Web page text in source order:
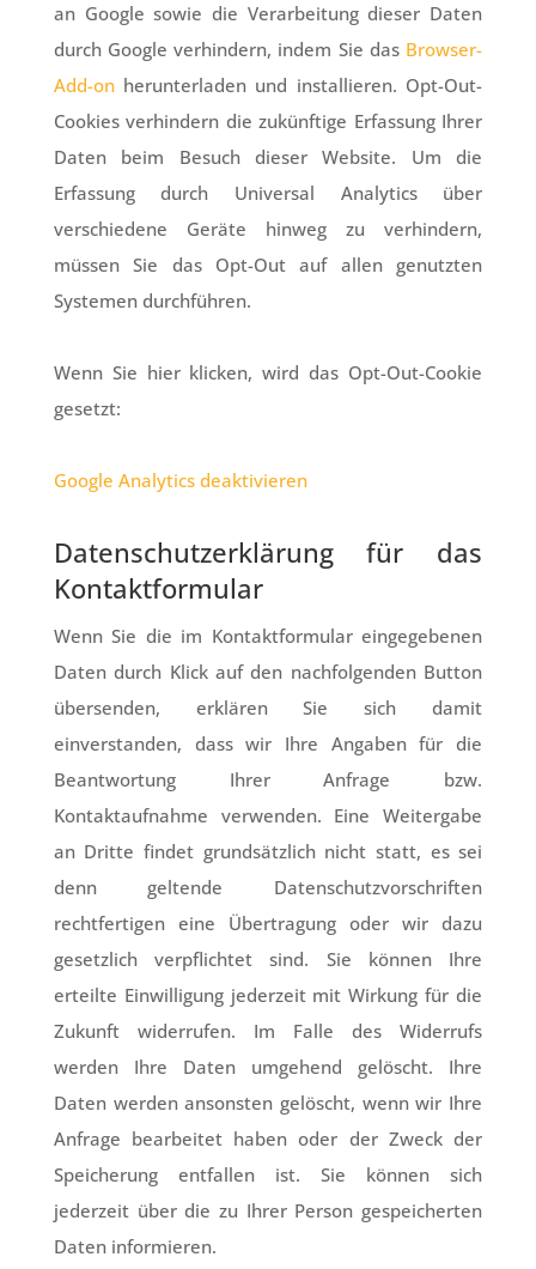
an Google sowie die Verarbeitung dieser Daten
durch Google verhindern, indem Sie das Browser-
Add-onherunterladen und installieren. Opt-Out-
Cookies verhindern die zukünftige Erfassung Ihrer
Daten beim Besuch dieser Website. Um die
Erfassung durch Universal Analytics über
verschiedene Geräte hinweg zu verhindern,
müssen Sie das Opt-Out auf allen genutzten
Systemen durchführen.
Wenn Sie hier klicken, wird das Opt-Out-Cookie
gesetzt:
Google Analytics deaktivieren
Datenschutzerklärung für das
Kontaktformular
Wenn Sie die im Kontaktformular eingegebenen
Daten durch Klick auf den nachfolgenden Button
übersenden, erklären Sie sich damit
einverstanden, dass wir Ihre Angaben für die
Beantwortung Ihrer Anfrage bzw.
Kontaktaufnahme verwenden. Eine Weitergabe
an Dritte findet grundsätzlich nicht statt, es sei
denn geltende Datenschutzvorschriften
rechtfertigen eine Übertragung oder wir dazu
gesetzlich verpflichtet sind. Sie können Ihre
erteilte Einwilligung jederzeit mit Wirkung für die
Zukunft widerrufen. Im Falle des Widerrufs
werden Ihre Daten umgehend gelöscht. Ihre
Daten werden ansonsten gelöscht, wenn wir Ihre
Anfrage bearbeitet haben oder der Zweck der
Speicherung entfallen ist. Sie können sich
jederzeit über die zu Ihrer Person gespeicherten
Daten informieren.